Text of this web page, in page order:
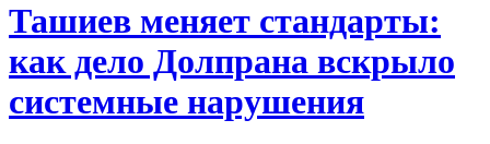
Ташиев меняет стандарты:
как дело Долпрана вскрыло
системные нарушения